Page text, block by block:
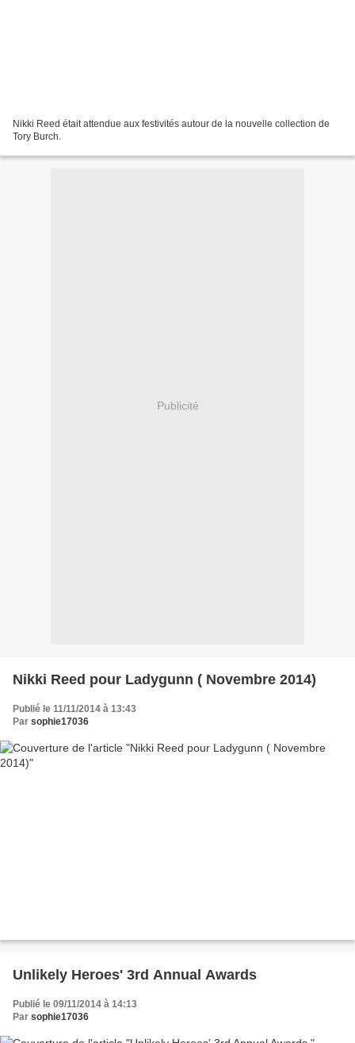
Nikki Reed était attendue aux festivités autour de la nouvelle collection de
Tory Burch.
Publicité
Nikki Reed pour Ladygunn ( Novembre 2014)
Publié le 11/11/2014 à 13:43
Par sophie17036
Unlikely Heroes' 3rd Annual Awards
Publié le 09/11/2014 à 14:13
Par sophie17036